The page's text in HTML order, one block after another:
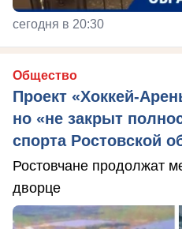
сегодня в 20:30
Общество
Проект «Хоккей-
но «не закрыт
спорта Ростовской
Ростовчане продолжат
дворце